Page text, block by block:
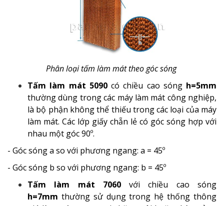
Phân loại tấm làm mát theo góc sóng
Tấm làm mát 5090có chiều cao sóng h=5mm
thường dùng trong các máy làm mát công nghiệp,
là bộ phận không thể thiếu trong các loại của máy
làm mát. Các lớp giấy chẵn lẻ có góc sóng hợp với
nhau một góc 90º.
- Góc sóng a so với phương ngang: a = 45º
- Góc sóng b so với phương ngang: b = 45º
Tấm làm mát 7060với chiều cao sóng
h=7mm thường sử dụng trong hệ thống thông